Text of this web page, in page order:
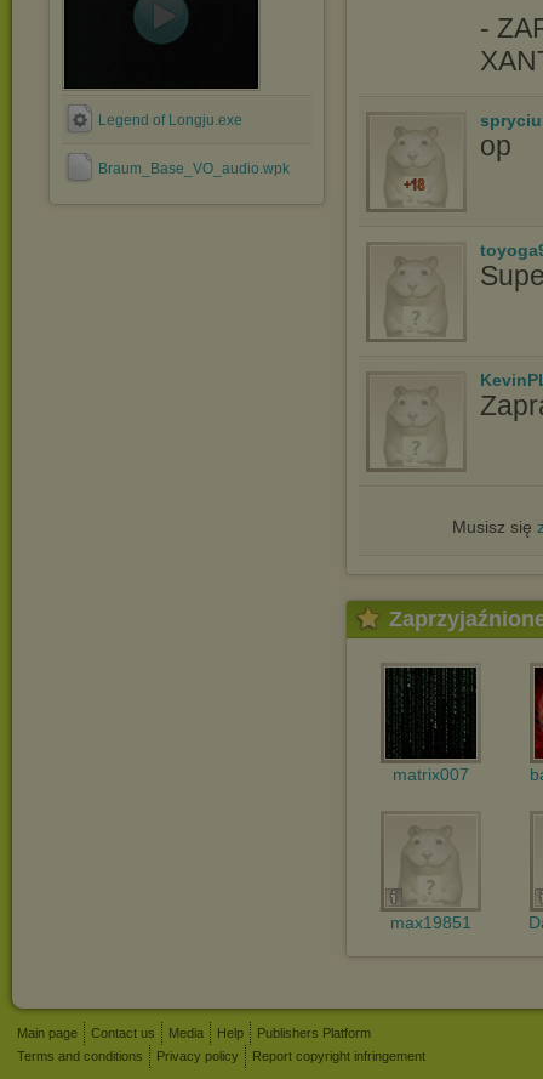
Legend of Longju.exe
Braum_Base_VO_audio.wpk
-
op
Musisz się
matrix007
max19851
Main page Contact us Media Help
Publishers Platform
Terms and conditions
Privacy policy Report copyright infringement